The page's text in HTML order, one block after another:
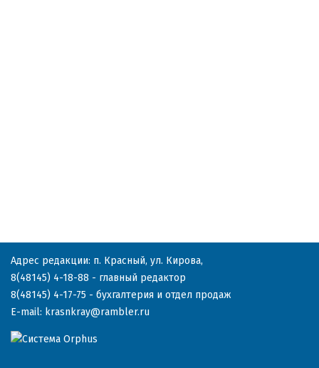
Адрес редакции: п. Красный, ул. Кирова,
8(48145) 4-18-88 - главный редактор
8(48145) 4-17-75 - бухгалтерия и отдел продаж
E-mail: krasnkray@rambler.ru